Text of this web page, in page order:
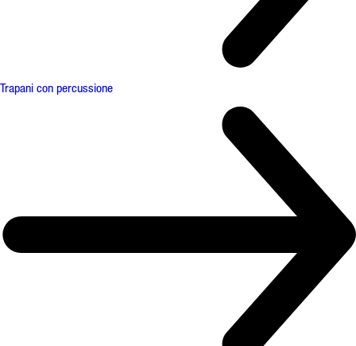
Trapani con percussione